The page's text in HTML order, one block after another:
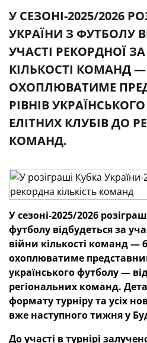
У СЕЗОНІ-2025/2026
УКРАЇНИ З ФУТБОЛУ
УЧАСТІ РЕКОРДНОЇ
КІЛЬКОСТІ КОМАНД
ОХОПЛЮВАТИМЕ
РІВНІВ
ЕЛІТНИХ КЛУБІВ ДО
КОМАНД.
У сезоні-2025/2026
футболу відбудеться за
війни кількості команд —
охоплюватиме
українського футболу —
регіональних команд.
формату турніру та усіх
вже наступного тижня у
До участі в турнірі